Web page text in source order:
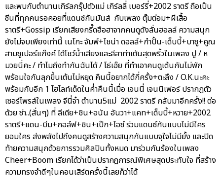
และพบกับตำนานเกิร์ลกรุ๊ปตัวแม่ เกิร์ลลี่ เบอร์รี่+2002 ราตรี ถือเป็น
ซีนที่ทุกคนรอคอยที่แดนซ์กันมันส์ กับเพลง ตุ๊มต่อม+ผีเสื้อ
ราตรี+Gossip เรียกเสียงกรี๊ดฮือฮาจากคนดูดังลั่นฮอลล์ ความสนุก
ยังไม่จบเพียงเท่านี้ เนโกะ จัมพ์+ไชน่า ดอลล์+กำปั้น-เด็บบี้+บาซู+คูณ
สามซูเปอร์แก๊งค์ ได้โชว์น้ำเสียงและลีลาท่าเต้นสุดพริ้วในเพลง ปู / ห
มวยนี่คะ / ทำไมถึงทำกันฉันได้ / โธ่เอ๊ย ที่ทำเอาคนดูเต้นกันไม่พัก
พร้อมใจกันลุกขึ้นเต้นไม่หยุด คืนนี้อยากได้กี่ครั้ง+ตะลึง / O.K.นะคะ
พร้อมกับอีก 1 ไฮไลท์เด็ดในค่ำคืนนี้เมื่อ เจนนี่ เจนนิเฟอร์ ปรากฏตัว
เซอร์ไพรส์ในเพลง จีนี่จ๋า ตำนาน5แม่ 2002 ราตรี กลับมาอีกครั้ง!! ต่อ
ด้วย ซ่า..(สั่นๆ) ที่ ลีเดีย+ชิน+อนัน อันวา+แคท+เด็บบี้+หวาย+2002
ราตรี+แดน-บีม+กอล์ฟ+ชิน+เป๊ก+ไอซ์ ร่วมแดนซ์กันแบบไม่มีใคร
ยอมใคร ส่งพลังไปถึงคนดูสร้างความสนุกกันแบบจุใจไม่มียั้ง และปิด
ท้ายความสนุกด้วยการรวมศิลปินทั้งหมด มาร่วมกันร้องในเพลง
Cheer+Boom เรียกได้ว่าเป็นปรากฎการณ์พิเศษสุดประทับใจ ที่สร้าง
ความทรงจำดีๆในคอนเสิร์ตครั้งนี้เลยก็ว่าได้